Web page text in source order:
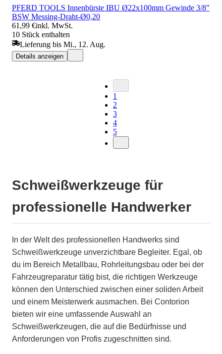
PFERD TOOLS Innenbürste IBU Ø22x100mm Gewinde 3/8"
BSW Messing-Draht-Ø0,20
61,99 €inkl. MwSt.
10 Stück enthalten
Lieferung bis Mi., 12. Aug.
Details anzeigen
1
2
3
4
5
Schweißwerkzeuge für
professionelle Handwerker
In der Welt des professionellen Handwerks sind
Schweißwerkzeuge unverzichtbare Begleiter. Egal, ob
du im Bereich Metallbau, Rohrleitungsbau oder bei der
Fahrzeugreparatur tätig bist, die richtigen Werkzeuge
können den Unterschied zwischen einer soliden Arbeit
und einem Meisterwerk ausmachen. Bei Contorion
bieten wir eine umfassende Auswahl an
Schweißwerkzeugen, die auf die Bedürfnisse und
Anforderungen von Profis zugeschnitten sind.